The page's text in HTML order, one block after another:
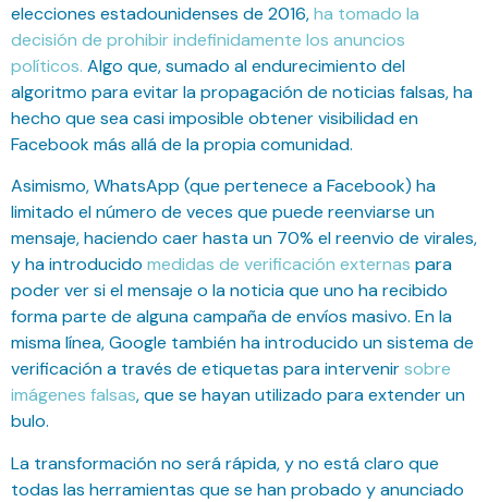
elecciones estadounidenses de 2016,ha tomado la
decisión de prohibir indefinidamente los anuncios
políticos. Algo que, sumado al endurecimiento del
algoritmo para evitar la propagación de noticias falsas, ha
hecho que sea casi imposible obtener visibilidad en
Facebook más allá de la propia comunidad.
Asimismo, WhatsApp (que pertenece a Facebook) ha
limitado el número de veces que puede reenviarse un
mensaje, haciendo caer hasta un 70% el reenvio de virales,
y ha introducido medidas de verificación externas para
poder ver si el mensaje o la noticia que uno ha recibido
forma parte de alguna campaña de envíos masivo. En la
misma línea, Google también ha introducido un sistema de
verificación a través de etiquetas para intervenirsobre
imágenes falsas, que se hayan utilizado para extender un
bulo.
La transformación no será rápida, y no está claro que
todas las herramientas que se han probado y anunciado